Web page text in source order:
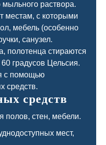
мыльного раствора.
местам, с которыми
мебель (особенно
санузел.
полотенца стираются
градусов Цельсия.
с помощью
средств.
средств
полов, стен, мебели.
мест,